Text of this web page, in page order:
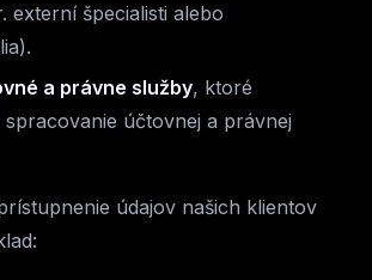
externí špecialisti alebo
a právne služby, ktoré
účtovnej a právnej
údajov našich klientov